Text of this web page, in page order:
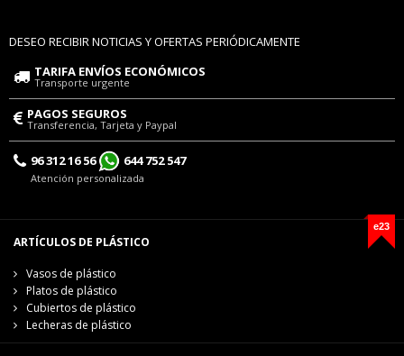
DESEO RECIBIR NOTICIAS Y OFERTAS PERIÓDICAMENTE
TARIFA ENVÍOS ECONÓMICOS
Transporte urgente
PAGOS SEGUROS
Transferencia, Tarjeta y Paypal
96 312 16 56 644 752 547
Atención personalizada
e23
ARTÍCULOS DE PLÁSTICO
Vasos de plástico
Platos de plástico
Cubiertos de plástico
Lecheras de plástico